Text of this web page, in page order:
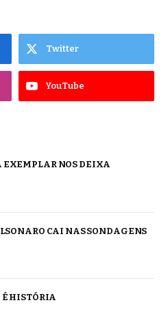
Twitter
YouTube
EXEMPLAR NOS DEIXA
CAI NAS SONDAGENS
É HISTÓRIA